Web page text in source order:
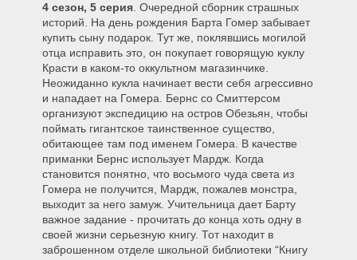
408 – Новый Ребенок в Квартале
409 – Мистер Плуг
410 – Первое слово Лизы
411 – Тройное Шунтирование
Гомера
412 – Мардж против монорельса
4 сезон, 5 серия . Очередной сборник страшных
историй. На день рождения Барта Гомер забывает
купить сыну подарок. Тут же, поклявшись могилой
отца исправить это, он покупает говорящую куклу
Красти в каком-то оккультном магазинчике.
Неожиданно кукла начинает вести себя агрессивно
и нападает на Гомера. Бернс со Смиттерсом
организуют экспедицию на остров Обезьян, чтобы
поймать гигантское таинственное существо,
обитающее там под именем Гомера. В качестве
приманки Бернс использует Мардж. Когда
становится понятно, что восьмого чуда света из
Гомера не получится, Мардж, пожалев монстра,
выходит за него замуж. Учительница дает Барту
важное задание - прочитать до конца хоть одну в
своей жизни серьезную книгу. Тот находит в
заброшенном отделе школьной библиотеки “Книгу